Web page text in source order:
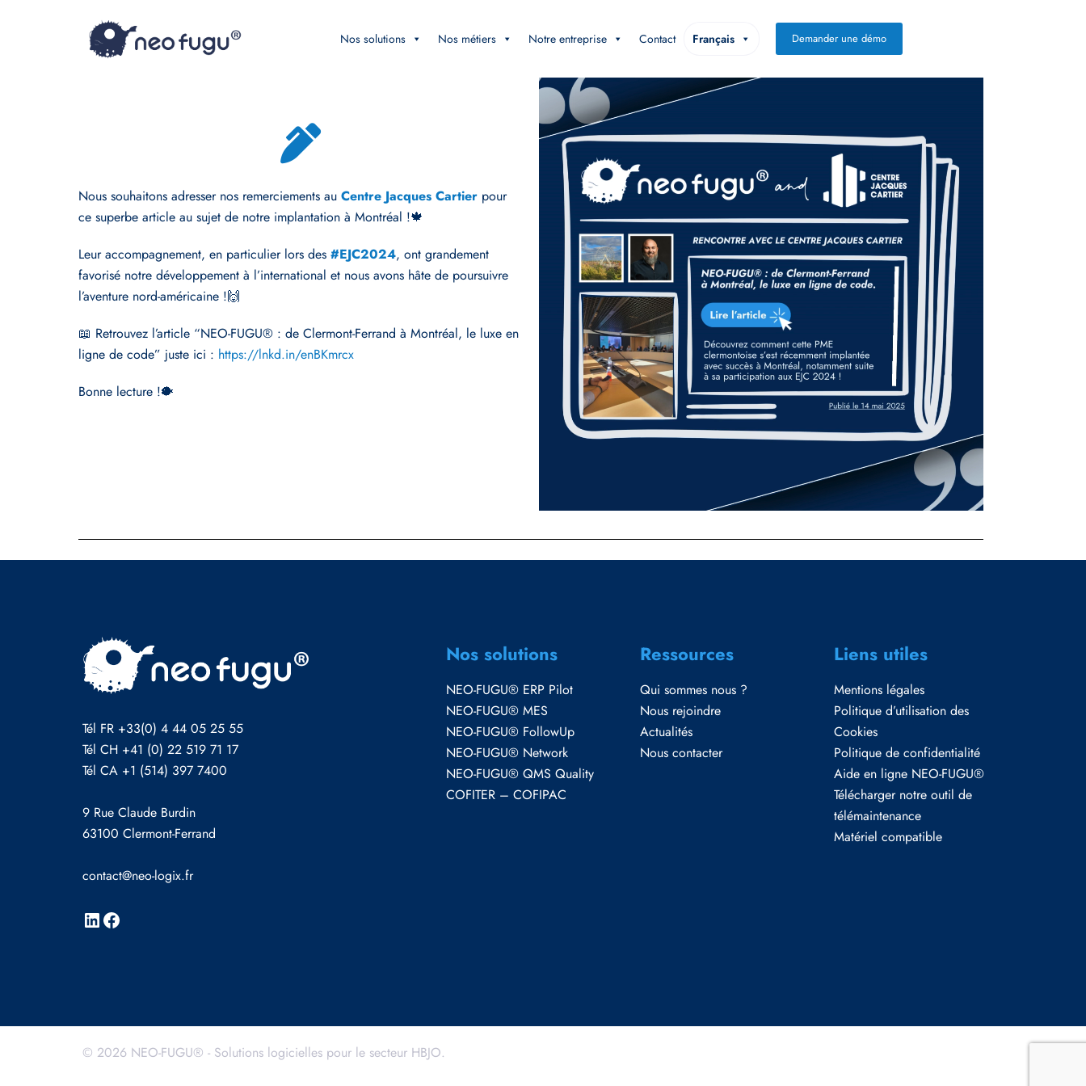
Nos solutions Nos métiers Notre entreprise Contact Français Demander une démo
Nous souhaitons adresser nos remerciements au Centre Jacques Cartier pour
ce superbe article au sujet de notre implantation à Montréal !🍁
Leur accompagnement, en particulier lors des #EJC2024, ont grandement
favorisé notre développement à l’international et nous avons hâte de poursuivre
l’aventure nord-américaine !🙌
📖 Retrouvez l’article “NEO-FUGU® : de Clermont-Ferrand à Montréal, le luxe en
ligne de code” juste ici : https://lnkd.in/enBKmrcx
Bonne lecture !🐡
Tél FR +33(0) 4 44 05 25 55
Tél CH +41 (0) 22 519 71 17
Tél CA +1 (514) 397 7400
9 Rue Claude Burdin
63100 Clermont-Ferrand
contact@neo-logix.fr
Nos solutions
NEO-FUGU® ERP Pilot
NEO-FUGU® MES
NEO-FUGU® FollowUp
NEO-FUGU® Network
NEO-FUGU® QMS Quality
COFITER – COFIPAC
Ressources
Qui sommes nous ?
Nous rejoindre
Actualités
Nous contacter
Liens utiles
Mentions légales
Politique d’utilisation des
Cookies
Politique de confidentialité
Aide en ligne NEO-FUGU®
Télécharger notre outil de
télémaintenance
Matériel compatible
© 2026 NEO-FUGU® - Solutions logicielles pour le secteur HBJO.